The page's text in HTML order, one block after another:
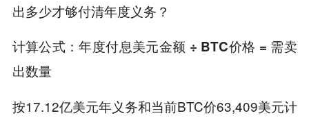
出多少才够付清年度义务？
计算公式：年度付息美元金额 ÷ BTC价格 = 需卖
出数量
按17.12亿美元年义务和当前BTC价63,409美元计